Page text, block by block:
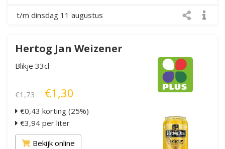
t/m dinsdag 11 augustus
Hertog Jan Weizener
Blikje 33cl
€1,73 €1,30
€0,43 korting (25%)
€3,94 per liter
Bekijk online